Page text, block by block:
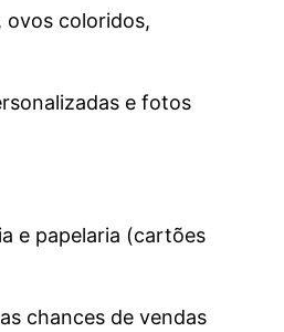
ovos coloridos,
e fotos
e papelaria (cartões
chances de vendas